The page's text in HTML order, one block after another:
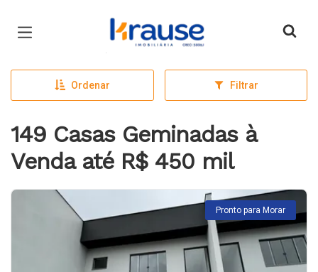
Página inicial
Ordenar Filtrar
149 Casas Geminadas à
Venda até R$ 450 mil
Pronto para Morar